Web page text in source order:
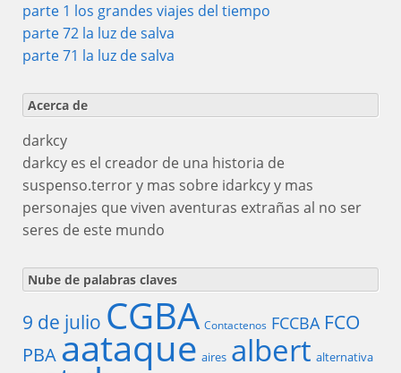
parte 1 los grandes viajes del tiempo
parte 72 la luz de salva
parte 71 la luz de salva
Acerca de
darkcy
darkcy es el creador de una historia de
suspenso.terror y mas sobre idarkcy y mas
personajes que viven aventuras extrañas al no ser
seres de este mundo
Nube de palabras claves
9 de julio CGBA Contactenos FCCBA FCO
PBA aataque aires albert alternativa